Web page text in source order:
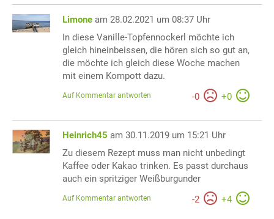
Limone am 28.02.2021 um 08:37 Uhr
In diese Vanille-Topfennockerl möchte ich
gleich hineinbeissen, die hören sich so gut an,
die möchte ich gleich diese Woche machen
mit einem Kompott dazu.
-0 +0
Auf Kommentar antworten
Heinrich45 am 30.11.2019 um 15:21 Uhr
Zu diesem Rezept muss man nicht unbedingt
Kaffee oder Kakao trinken. Es passt durchaus
auch ein spritziger Weißburgunder
-2 +4
Auf Kommentar antworten